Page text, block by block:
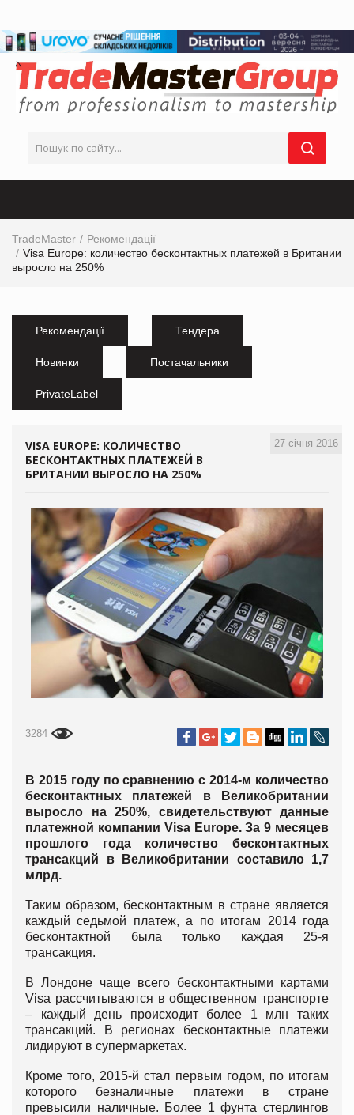
TradeMaster
Рекомендації
Visa Europe: количество бесконтактных платежей в Британии
выросло на 250%
Рекомендації Тендера
Новинки Постачальники
PrivateLabel
27 січня 2016
VISA EUROPE: КОЛИЧЕСТВО
БЕСКОНТАКТНЫХ ПЛАТЕЖЕЙ В
БРИТАНИИ ВЫРОСЛО НА 250%
3284
В 2015 году по сравнению с 2014-м количество
бесконтактных платежей в Великобритании
выросло на 250%, свидетельствуют данные
платежной компании Visa Europe. За 9 месяцев
прошлого года количество бесконтактных
трансакций в Великобритании составило 1,7
млрд.
Таким образом, бесконтактным в стране является
каждый седьмой платеж, а по итогам 2014 года
бесконтактной была только каждая 25-я
трансакция.
В Лондоне чаще всего бесконтактными картами
Visa рассчитываются в общественном транспорте
– каждый день происходит более 1 млн таких
трансакций. В регионах бесконтактные платежи
лидируют в супермаркетах.
Кроме того, 2015-й стал первым годом, по итогам
которого безналичные платежи в стране
превысили наличные. Более 1 фунта стерлингов